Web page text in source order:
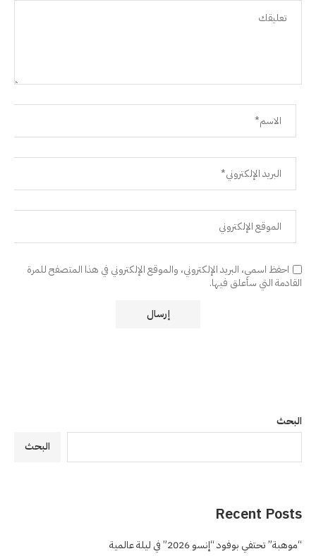
احفظ اسمي، البريد الإلكتروني، والموقع الإلكتروني في هذا المتصفح للمرة
القادمة التي سأعلق فيها.
البحث
البحث
Recent Posts
“موهبة” تحتفي بوفود “إنسو 2026” في ليلة عالمية